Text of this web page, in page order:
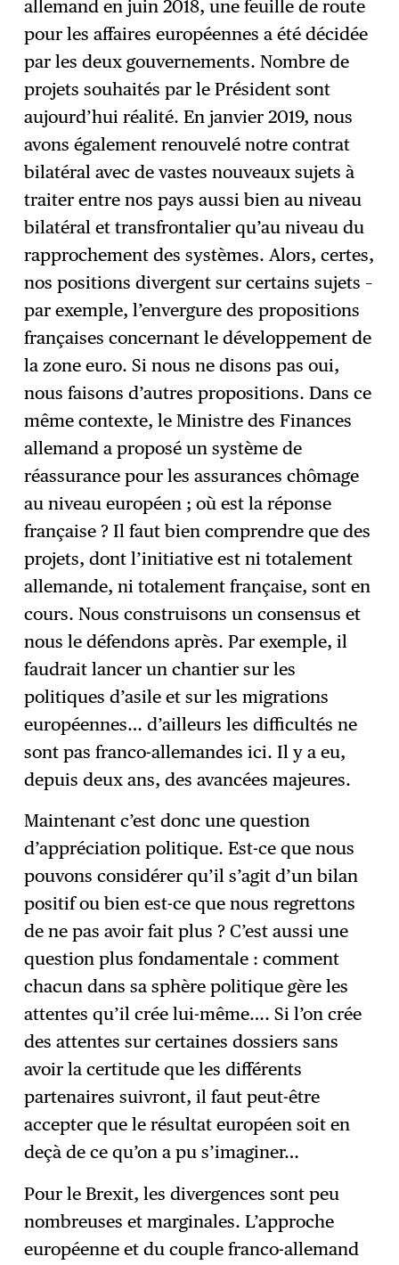
allemand en juin 2018, une feuille de route
pour les affaires européennes a été décidée
par les deux gouvernements. Nombre de
projets souhaités par le Président sont
aujourd’hui réalité. En janvier 2019, nous
avons également renouvelé notre contrat
bilatéral avec de vastes nouveaux sujets à
traiter entre nos pays aussi bien au niveau
bilatéral et transfrontalier qu’au niveau du
rapprochement des systèmes. Alors, certes,
nos positions divergent sur certains sujets –
par exemple, l’envergure des propositions
françaises concernant le développement de
la zone euro. Si nous ne disons pas oui,
nous faisons d’autres propositions. Dans ce
même contexte, le Ministre des Finances
allemand a proposé un système de
réassurance pour les assurances chômage
au niveau européen ; où est la réponse
française ? Il faut bien comprendre que des
projets, dont l’initiative est ni totalement
allemande, ni totalement française, sont en
cours. Nous construisons un consensus et
nous le défendons après. Par exemple, il
faudrait lancer un chantier sur les
politiques d’asile et sur les migrations
européennes… d’ailleurs les difficultés ne
sont pas franco-allemandes ici. Il y a eu,
depuis deux ans, des avancées majeures.
Maintenant c’est donc une question
d’appréciation politique. Est-ce que nous
pouvons considérer qu’il s’agit d’un bilan
positif ou bien est-ce que nous regrettons
de ne pas avoir fait plus ? C’est aussi une
question plus fondamentale : comment
chacun dans sa sphère politique gère les
attentes qu’il crée lui-même…. Si l’on crée
des attentes sur certaines dossiers sans
avoir la certitude que les différents
partenaires suivront, il faut peut-être
accepter que le résultat européen soit en
deçà de ce qu’on a pu s’imaginer…
Pour le Brexit, les divergences sont peu
nombreuses et marginales. L’approche
européenne et du couple franco-allemand